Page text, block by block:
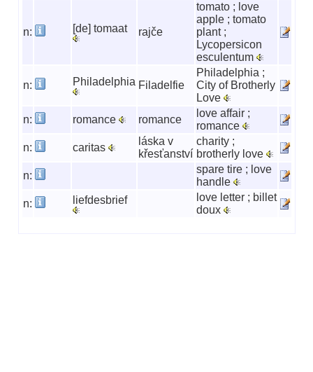
n: [de] tomaat rajče
tomato ; love
apple ; tomato
plant ;
Lycopersicon
esculentum
n: Philadelphia Filadelfie
Philadelphia ;
City of Brotherly
Love
n:
romance romance
love affair ;
romance
n:
caritas
láska v
křesťanství
charity ;
brotherly love
n:
spare tire ; love
handle
n:
liefdesbrief
love letter ; billet
doux